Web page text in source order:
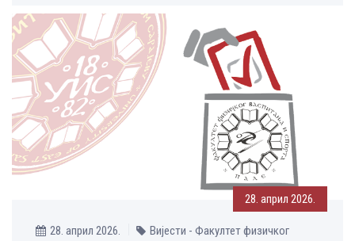
28. април 2026.
28. април 2026.
Вијести - Факултет физичког